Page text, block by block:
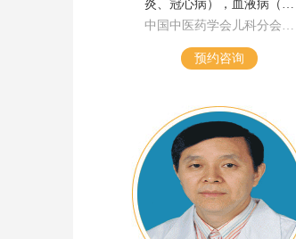
炎、冠心病），血液病（…
中国中医药学会儿科分会…
预约咨询